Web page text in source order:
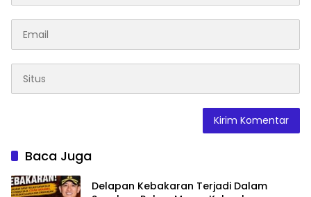
Baca Juga
Delapan Kebakaran Terjadi Dalam